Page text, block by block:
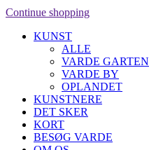
Continue shopping
KUNST
ALLE
VARDE GARTEN
VARDE BY
OPLANDET
KUNSTNERE
DET SKER
KORT
BESØG VARDE